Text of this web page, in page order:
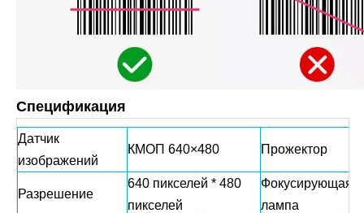
Спецификация
Датчик
изображений
КМОП 640×480 Прожектор
Разрешение
640 пикселей * 480
пикселей
Фокусирующая
лампа